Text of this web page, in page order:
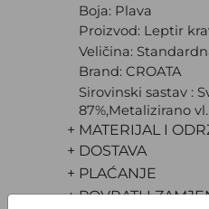
Boja: Plava
Proizvod: Leptir
Veličina:
Brand: CROATA
Sirovinski sastav :
87%,Metalizirano vl.
+ MATERIJAL I
+ DOSTAVA
+ PLAĆANJE
+ POVRATI I